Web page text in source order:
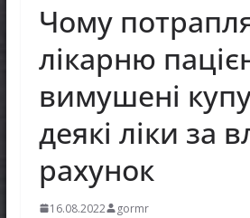
Чому
лікарню
вимушені
деякі ліки за
рахунок
16.08.2022 gormr